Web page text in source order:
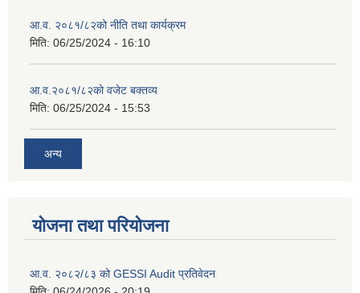
आ.व. २०८१/८२को नीति तथा कार्यक्रम
मिति: 06/25/2024 - 16:10
आ.व.२०८१/८२को वजेट बक्तव्य
मिति: 06/25/2024 - 15:53
अन्य
योजना तथा परियोजना
आ.व. २०८२/८३ को GESSI Audit प्रतिवेदन